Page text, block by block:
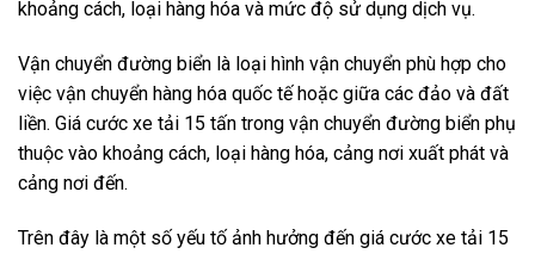
khoảng cách, loại hàng hóa và mức độ sử dụng dịch vụ.
Vận chuyển đường biển là loại hình vận chuyển phù hợp cho
việc vận chuyển hàng hóa quốc tế hoặc giữa các đảo và đất
liền. Giá cước xe tải 15 tấn trong vận chuyển đường biển phụ
thuộc vào khoảng cách, loại hàng hóa, cảng nơi xuất phát và
cảng nơi đến.
Trên đây là một số yếu tố ảnh hưởng đến giá cước xe tải 15